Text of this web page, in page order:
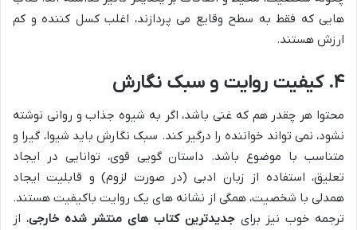
هایی که فقط به سطح وقایع می پردازند، اغلب کسل کننده و کم
ارزش هستند.
۴. کیفیت روایت و سبک نگارش
محتوا هر چقدر هم که غنی باشد، اگر به شیوه جذاب و روانی نوشته
نشود، نمی تواند خواننده را درگیر کند. سبک نگارش باید شیوا، گیرا و
متناسب با موضوع باشد. داستان گویی قوی، توانایی در ایجاد
تعلیق، استفاده از زبان ادبی (در صورت لزوم) و قابلیت ایجاد
همدلی با شخصیت، همگی از نشانه های یک روایت باکیفیت هستند.
ترجمه خوب نیز برایجدیدترین کتاب های منتشر شده خارجی، از